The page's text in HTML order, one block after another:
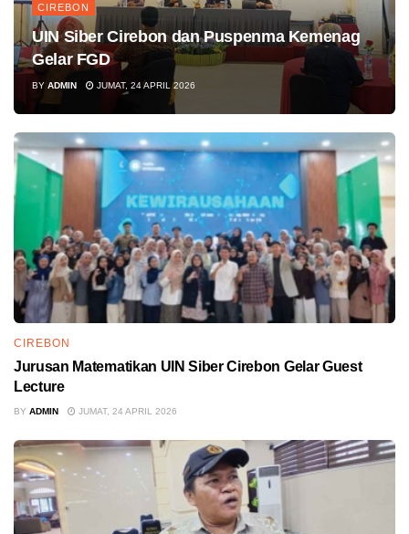
CIREBON
UIN Siber Cirebon dan Puspenma Kemenag
Gelar FGD
BY ADMIN JUMAT, 24 APRIL 2026
CIREBON
Jurusan Matematikan UIN Siber Cirebon Gelar Guest
Lecture
BY ADMIN JUMAT, 24 APRIL 2026